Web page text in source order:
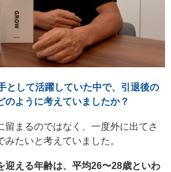
として活躍していた中で、引退後の
のように考えていましたか？
留まるのではなく、一度外に出てさ
みたいと考えていました。
迎える年齢は、平均26〜28歳といわ